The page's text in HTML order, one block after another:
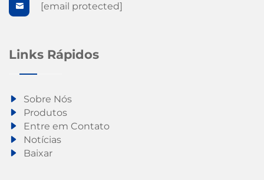
[email protected]
Links Rápidos
Sobre Nós
Produtos
Entre em Contato
Notícias
Baixar